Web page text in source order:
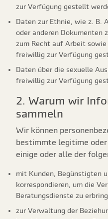
zur Verfügung gestellt
Daten zur Ethnie, wie z. B.
oder anderen Dokumenten
zum Recht auf Arbeit
freiwillig zur Verfügung
Daten über die sexuelle
freiwillig zur Verfügung
2. Warum wir
sammeln
Wir können
bestimmte legitime
einige oder alle der
mit Kunden, Begünstigten
korrespondieren, um die
Beratungsdienste zu
zur Verwaltung der